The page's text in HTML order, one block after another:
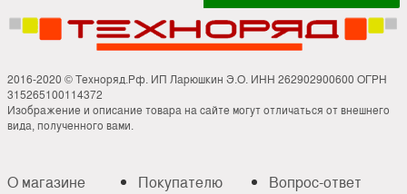
2016-2020 © Техноряд.Рф. ИП Ларюшкин Э.О. ИНН 262902900600 ОГРН
315265100114372
Изображение и описание товара на сайте могут отличаться от внешнего
вида, полученного вами.
О магазине
Покупателю
Вопрос-ответ